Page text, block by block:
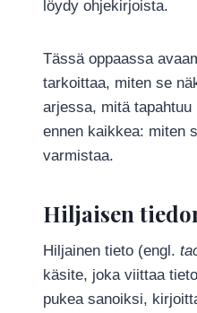
löydy ohjekirjoista.
Tässä oppaassa
tarkoittaa, miten se
arjessa, mitä
ennen kaikkea: miten
varmistaa.
Hiljaisen
Hiljainen tieto (engl.
käsite, joka viittaa
pukea sanoiksi,